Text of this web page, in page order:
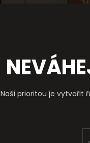
Naší prioritou je vytvořit